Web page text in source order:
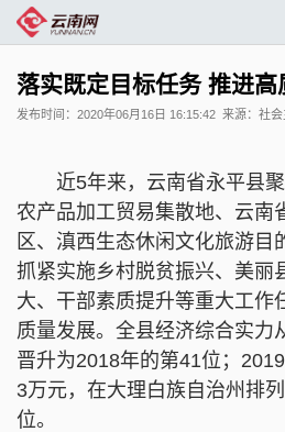
落实既定目标任务 推进高
发布时间： 2020年06月16日 16:15:42 来源： 社会
近5年来，云南省永平县聚
农产品加工贸易集散地、云南
区、滇西生态休闲文化旅游目
抓紧实施乡村脱贫振兴、美丽
大、干部素质提升等重大工作
质量发展。全县经济综合实力
晋升为2018年的第41位；
3万元，在大理白族自治州排
位。